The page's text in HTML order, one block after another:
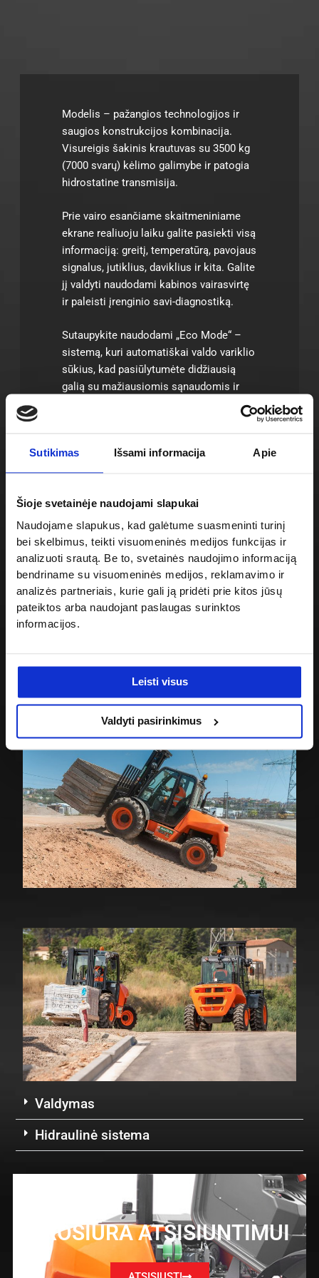
Sutikimas Išsami informacija Apie
Šioje svetainėje naudojami slapukai
Naudojame slapukus, kad galėtume suasmeninti turinį
bei skelbimus, teikti visuomeninės medijos funkcijas ir
analizuoti srautą. Be to, svetainės naudojimo informaciją
bendriname su visuomeninės medijos, reklamavimo ir
analizės partneriais, kurie gali ją pridėti prie kitos jūsų
pateiktos arba naudojant paslaugas surinktos
informacijos.
Leisti visus
Valdyti pasirinkimus
Modelis – pažangios technologijos ir
saugios konstrukcijos kombinacija.
Visureigis šakinis krautuvas su 3500 kg
(7000 svarų) kėlimo galimybe ir patogia
hidrostatine transmisija.
Prie vairo esančiame skaitmeniniame
ekrane realiuoju laiku galite pasiekti visą
informaciją: greitį, temperatūrą, pavojaus
signalus, jutiklius, daviklius ir kita. Galite
jį valdyti naudodami kabinos vairasvirtę
ir paleisti įrenginio savi-diagnostiką.
Sutaupykite naudodami „Eco Mode“ –
sistemą, kuri automatiškai valdo variklio
sūkius, kad pasiūlytumėte didžiausią
galią su mažiausiomis sąnaudomis ir
Su šiuo modeliu – matomumas iš
vairuotojo kabinos – 360º kampu, o
matomumas iš išorės 30 % geresnis,
Be to, naudojant „Hill Holder“ sistemą,
šakinis krautuvas lieka visiškai
nejudantis ant bet kokio šlaito, kai
nukeliate koją nuo akceleratoriaus.
Bendra informacija
Variklis
Valdymas
Hidraulinė sistema
BROŠIŪRA ATSISIUNTIMUI